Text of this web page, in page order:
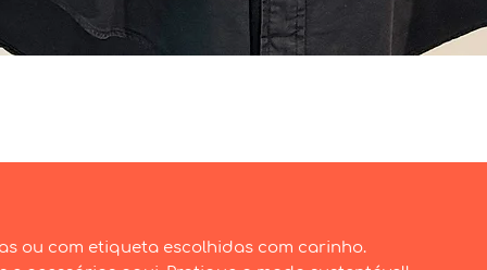
ou com etiqueta escolhidas com carinho.